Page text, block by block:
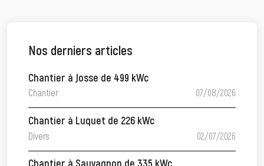
Nos derniers articles
Chantier à Josse de 499 kWc
Chantier 07/08/2026
Chantier à Luquet de 226 kWc
Divers 02/07/2026
Chantier à Sauvagnon de 335 kWc